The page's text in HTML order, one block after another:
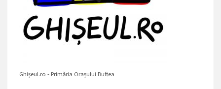
Ghișeul.ro - Primăria Orașului Buftea